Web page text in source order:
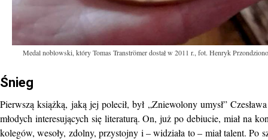
Medal noblowski, który Tomas Tranströmer dostał w 2011 r., fot. Henryk
Śnieg
Pierwszą książką, jaką jej polecił, był „Zniewolony umysł”
młodych interesujących się literaturą. On, już po debiucie, miał na
kolegów, wesoły, zdolny, przystojny i – widziała to – miał talent. Po